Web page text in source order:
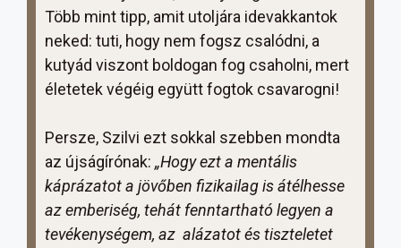
Több mint tipp, amit utoljára idevakkantok
neked: tuti, hogy nem fogsz csalódni, a
kutyád viszont boldogan fog csaholni, mert
életetek végéig együtt fogtok csavarogni!
Persze, Szilvi ezt sokkal szebben mondta
az újságírónak: „Hogy ezt a mentális
káprázatot a jövőben fizikailag is átélhesse
az emberiség, tehát fenntartható legyen a
tevékenységem, az alázatot és tiszteletet